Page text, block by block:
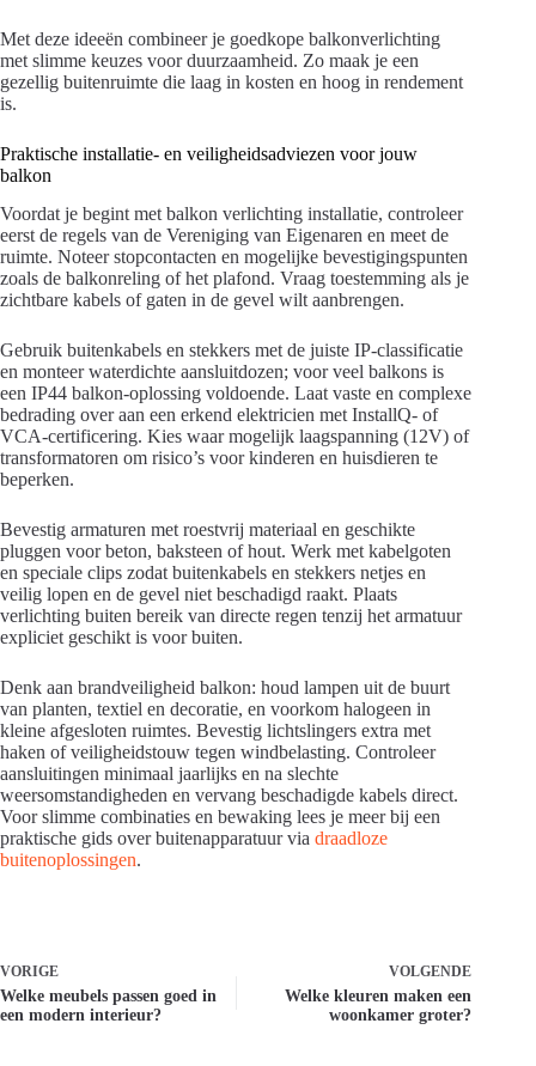
Met deze ideeën combineer je goedkope balkonverlichting
met slimme keuzes voor duurzaamheid. Zo maak je een
gezellig buitenruimte die laag in kosten en hoog in rendement
is.
Praktische installatie- en veiligheidsadviezen voor jouw
balkon
Voordat je begint met balkon verlichting installatie, controleer
eerst de regels van de Vereniging van Eigenaren en meet de
ruimte. Noteer stopcontacten en mogelijke bevestigingspunten
zoals de balkonreling of het plafond. Vraag toestemming als je
zichtbare kabels of gaten in de gevel wilt aanbrengen.
Gebruik buitenkabels en stekkers met de juiste IP-classificatie
en monteer waterdichte aansluitdozen; voor veel balkons is
een IP44 balkon-oplossing voldoende. Laat vaste en complexe
bedrading over aan een erkend elektricien met InstallQ- of
VCA-certificering. Kies waar mogelijk laagspanning (12V) of
transformatoren om risico’s voor kinderen en huisdieren te
beperken.
Bevestig armaturen met roestvrij materiaal en geschikte
pluggen voor beton, baksteen of hout. Werk met kabelgoten
en speciale clips zodat buitenkabels en stekkers netjes en
veilig lopen en de gevel niet beschadigd raakt. Plaats
verlichting buiten bereik van directe regen tenzij het armatuur
expliciet geschikt is voor buiten.
Denk aan brandveiligheid balkon: houd lampen uit de buurt
van planten, textiel en decoratie, en voorkom halogeen in
kleine afgesloten ruimtes. Bevestig lichtslingers extra met
haken of veiligheidstouw tegen windbelasting. Controleer
aansluitingen minimaal jaarlijks en na slechte
weersomstandigheden en vervang beschadigde kabels direct.
Voor slimme combinaties en bewaking lees je meer bij een
praktische gids over buitenapparatuur via draadloze
buitenoplossingen.
VORIGE
Welke meubels passen goed in
een modern interieur?
VOLGENDE
Welke kleuren maken een
woonkamer groter?